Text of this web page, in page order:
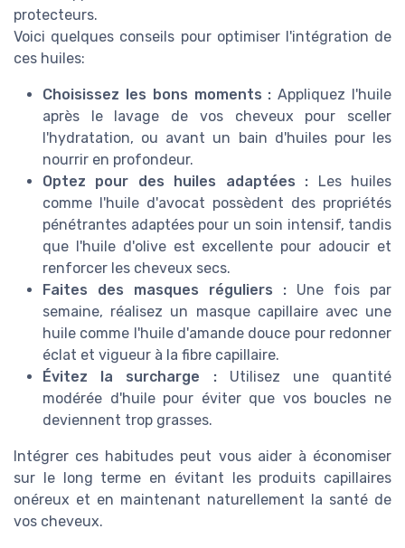
protecteurs.
Voici quelques conseils pour optimiser l'intégration de
ces huiles:
Choisissez les bons moments : Appliquez l'huile
après le lavage de vos cheveux pour sceller
l'hydratation, ou avant un bain d'huiles pour les
nourrir en profondeur.
Optez pour des huiles adaptées : Les huiles
comme l'huile d'avocat possèdent des propriétés
pénétrantes adaptées pour un soin intensif, tandis
que l'huile d'olive est excellente pour adoucir et
renforcer les cheveux secs.
Faites des masques réguliers : Une fois par
semaine, réalisez un masque capillaire avec une
huile comme l'huile d'amande douce pour redonner
éclat et vigueur à la fibre capillaire.
Évitez la surcharge :Utilisez une quantité
modérée d'huile pour éviter que vos boucles ne
deviennent trop grasses.
Intégrer ces habitudes peut vous aider à économiser
sur le long terme en évitant les produits capillaires
onéreux et en maintenant naturellement la santé de
vos cheveux.